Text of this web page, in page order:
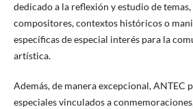
dedicado a la reflexión y estudio de
compositores, contextos históricos o
específicas de especial interés para la
artística.
Además, de manera excepcional, ANTEC
especiales vinculados a